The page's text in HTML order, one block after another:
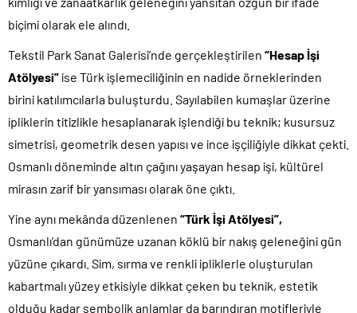
biçimi olarak ele alındı.
Tekstil Park Sanat Galerisi’nde gerçekleştirilen “Hesap İşi
Atölyesi” ise Türk işlemeciliğinin en nadide örneklerinden
birini katılımcılarla buluşturdu. Sayılabilen kumaşlar üzerine
ipliklerin titizlikle hesaplanarak işlendiği bu teknik; kusursuz
simetrisi, geometrik desen yapısı ve ince işçiliğiyle dikkat çekti.
Osmanlı döneminde altın çağını yaşayan hesap işi, kültürel
mirasın zarif bir yansıması olarak öne çıktı.
Yine aynı mekânda düzenlenen “Türk İşi Atölyesi”,
Osmanlı’dan günümüze uzanan köklü bir nakış geleneğini gün
yüzüne çıkardı. Sim, sırma ve renkli ipliklerle oluşturulan
kabartmalı yüzey etkisiyle dikkat çeken bu teknik, estetik
olduğu kadar sembolik anlamlar da barındıran motifleriyle